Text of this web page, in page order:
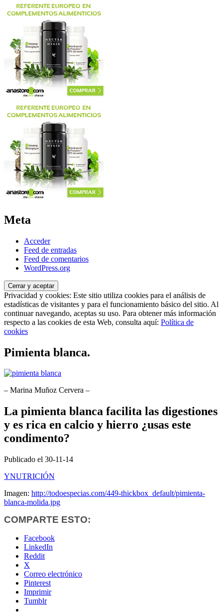
Meta
Acceder
Feed de entradas
Feed de comentarios
WordPress.org
Privacidad y cookies: Este sitio utiliza cookies para el análisis de
estadísticas de visitantes y para el funcionamiento básico del sitio. Al
continuar navegando, aceptas su uso. Para obtener más información
respecto a las cookies de esta Web, consulta aquí: Política de
cookies
Pimienta blanca.
– Marina Muñoz Cervera –
La pimienta blanca facilita las digestiones
y es rica en calcio y hierro ¿usas este
condimento?
Publicado el 30-11-14
YNUTRICIÓN
Imagen: http://todoespecias.com/449-thickbox_default/pimienta-
blanca-molida.jpg
COMPARTE ESTO:
Facebook
LinkedIn
Reddit
X
Correo electrónico
Pinterest
Imprimir
Tumblr